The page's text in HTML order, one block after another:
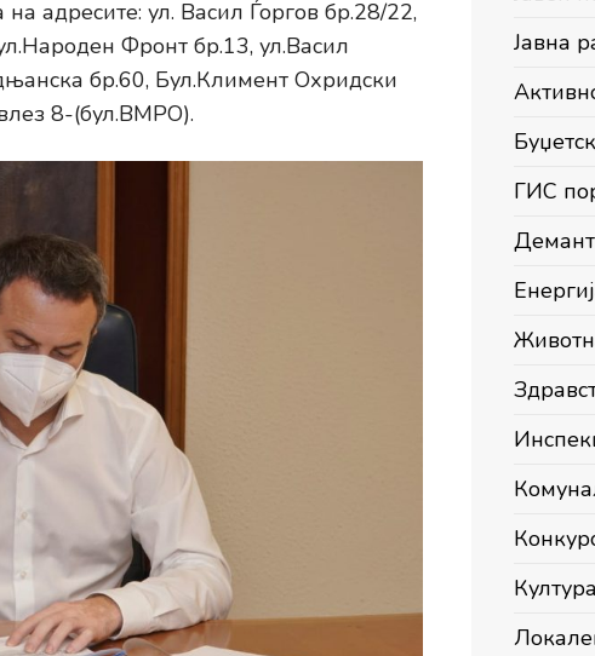
адресите: ул. Васил Ѓоргов бр.28/22,
Фронт бр.13, ул.Васил
бр.60, Бул.Климент Охридски
8-(бул.ВМРО).
Јавна
ГИС
Култура